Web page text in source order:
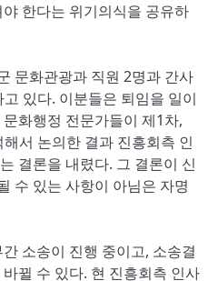
한다는 위기의식을 공유하
문화관광과 직원 2명과 간사
있다. 이분들은 퇴임을 일이
화행정 전문가들이 제1차,
서 논의한 결과 진흥회측 인
결론을 내렸다. 그 결론이 신
수 있는 사항이 아님은 자명
소송이 진행 중이고, 소송결
뀔 수 있다. 현 진흥회측 인사